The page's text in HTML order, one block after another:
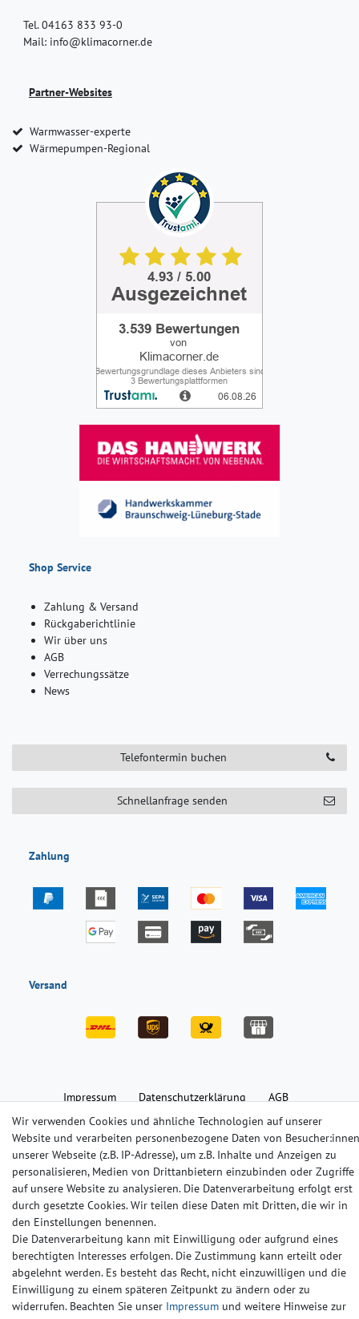
Tel. 04163 833 93-0
Mail: info@klimacorner.de
Partner-Websites
Warmwasser-experte
Wärmepumpen-Regional
Shop Service
Zahlung & Versand
Rückgaberichtlinie
Wir über uns
AGB
Verrechungssätze
News
Telefontermin buchen
Schnellanfrage senden
Zahlung
Versand
Impressum Daten­schutz­erklärung AGB
Barrierefreiheitserklärung Widerrufs­recht Kontakt
Wir verwenden Cookies und ähnliche Technologien auf unserer
Website und verarbeiten personenbezogene Daten von Besucher:innen
unserer Webseite (z.B. IP-Adresse), um z.B. Inhalte und Anzeigen zu
personalisieren, Medien von Drittanbietern einzubinden oder Zugriffe
auf unsere Website zu analysieren. Die Datenverarbeitung erfolgt erst
durch gesetzte Cookies. Wir teilen diese Daten mit Dritten, die wir in
den Einstellungen benennen.
Die Datenverarbeitung kann mit Einwilligung oder aufgrund eines
berechtigten Interesses erfolgen. Die Zustimmung kann erteilt oder
abgelehnt werden. Es besteht das Recht, nicht einzuwilligen und die
Einwilligung zu einem späteren Zeitpunkt zu ändern oder zu
widerrufen. Beachten Sie unser Impressum und weitere Hinweise zur
© Copyright 2024-2025 | Alle Rechte vorbehalten.
Widerrufs­recht Widerrufs­formular Impressum
Daten­schutz­erklärung AGB Kontakt